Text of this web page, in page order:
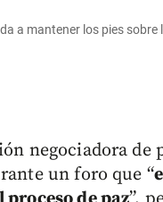
a mantener los pies sobre
negociadora de
un foro que “